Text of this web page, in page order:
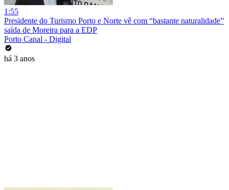
1:55
Presidente do Turismo Porto e Norte vê com “bastante naturalidade”
saída de Moreira para a EDP
Porto Canal - Digital
há 3 anos